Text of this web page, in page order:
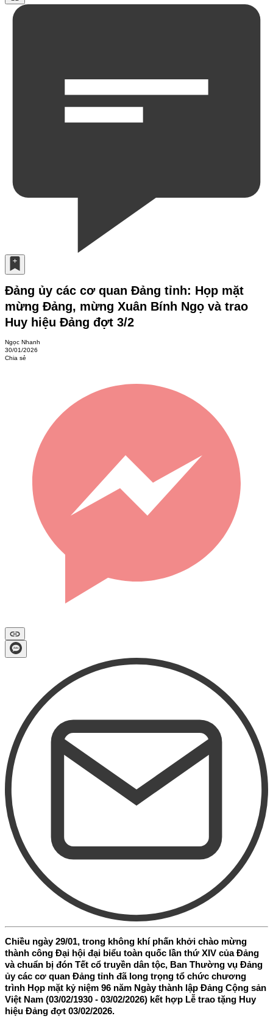
Đảng ủy các cơ quan Đảng tỉnh: Họp mặt
mừng Đảng, mừng Xuân Bính Ngọ và trao
Huy hiệu Đảng đợt 3/2
Ngọc Nhanh
30/01/2026
Chia sẻ
Chiều ngày 29/01, trong không khí phấn khởi chào mừng
thành công Đại hội đại biểu toàn quốc lần thứ XIV của Đảng
và chuẩn bị đón Tết cổ truyền dân tộc, Ban Thường vụ Đảng
ủy các cơ quan Đảng tỉnh đã long trọng tổ chức chương
trình Họp mặt kỷ niệm 96 năm Ngày thành lập Đảng Cộng sản
Việt Nam (03/02/1930 - 03/02/2026) kết hợp Lễ trao tặng Huy
hiệu Đảng đợt 03/02/2026.